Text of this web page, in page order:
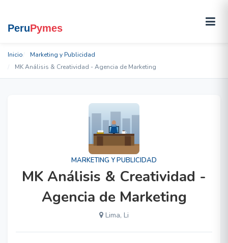
Inicio
Marketing y Publicidad
MK Análisis & Creatividad - Agencia de Marketing
MARKETING Y PUBLICIDAD
MK Análisis & Creatividad -
Agencia de Marketing
Lima, Li